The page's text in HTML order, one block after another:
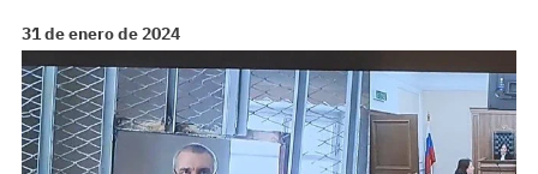
31 de enero de 2024